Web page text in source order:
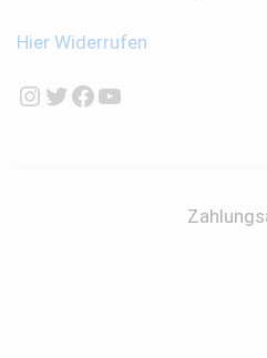
Hier Widerrufen
Instagram
Twitter
Facebook
YouTube